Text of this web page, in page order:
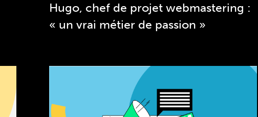
Hugo, chef de projet webmastering :
« un vrai métier de passion »